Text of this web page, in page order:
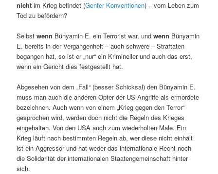
nicht im Krieg befindet (Genfer Konventionen) – vom Leben zum
Tod zu befördern?
Selbstwenn Bünyamin E. ein Terrorist war, undwenn Bünyamin
E. bereits in der Vergangenheit – auch schwere – Straftaten
begangen hat, so ist er „nur“ ein Krimineller und auch das erst,
wenn ein Gericht dies festgestellt hat.
Abgesehen von dem „Fall“ (besser Schicksal) den Bünyamin E.
muss man auch die anderen Opfer der US-Angriffe als ermordete
bezeichnen. Auch wenn von einem „Krieg gegen den Terror“
gesprochen wird, werden doch nicht die Regeln des Krieges
eingehalten. Von den USA auch zum wiederholten Male. Ein
Krieg läuft nach bestimmten Regeln ab, wer diese nicht einhält
ist ein Aggressor und hat weder das internationale Recht noch
die Solidarität der internationalen Staatengemeinschaft hinter
sich.